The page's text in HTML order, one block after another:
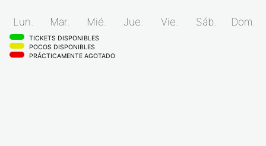
Lun. Mar. Mié. Jue. Vie. Sáb. Dom.
TICKETS DISPONIBLES
POCOS DISPONIBLES
PRÁCTICAMENTE AGOTADO